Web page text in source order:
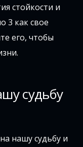
стойкости и
3 как свое
его, чтобы
судьбу
нашу судьбу и